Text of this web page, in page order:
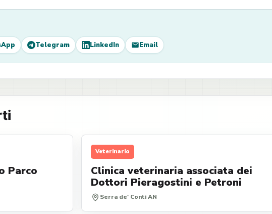
Telegram LinkedIn Email
Parco
Veterinario
Clinica veterinaria associata dei
Dottori Pieragostini e Petroni
Serra de' Conti AN